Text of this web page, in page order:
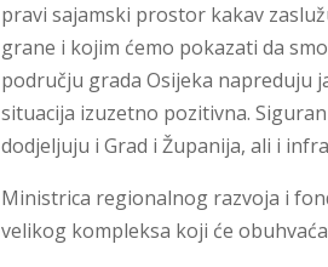
pravi sajamski prostor kakav
grane i kojim ćemo pokazati da
području grada Osijeka napreduju
situacija izuzetno pozitivna.
dodjeljuju i Grad i Županija, ali i
Ministrica regionalnog razvoja i
velikog kompleksa koji će